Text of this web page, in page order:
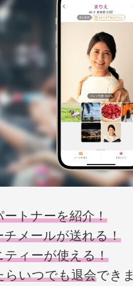
トナーを紹介！
メールが送れる！
ティーが使える！
らいつでも退会できま